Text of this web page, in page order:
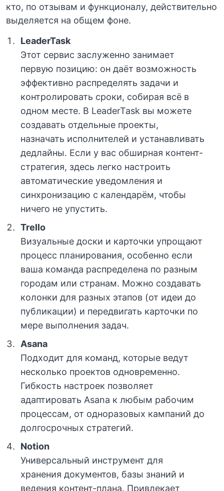
кто, по отзывам и функционалу, действительно
выделяется на общем фоне.
LeaderTask
Этот сервис заслуженно занимает
первую позицию: он даёт возможность
эффективно распределять задачи и
контролировать сроки, собирая всё в
одном месте. В LeaderTask вы можете
создавать отдельные проекты,
назначать исполнителей и устанавливать
дедлайны. Если у вас обширная контент-
стратегия, здесь легко настроить
автоматические уведомления и
синхронизацию с календарём, чтобы
ничего не упустить.
Trello
Визуальные доски и карточки упрощают
процесс планирования, особенно если
ваша команда распределена по разным
городам или странам. Можно создавать
колонки для разных этапов (от идеи до
публикации) и передвигать карточки по
мере выполнения задач.
Asana
Подходит для команд, которые ведут
несколько проектов одновременно.
Гибкость настроек позволяет
адаптировать Asana к любым рабочим
процессам, от одноразовых кампаний до
долгосрочных стратегий.
Notion
Универсальный инструмент для
хранения документов, базы знаний и
ведения контент-плана. Привлекает